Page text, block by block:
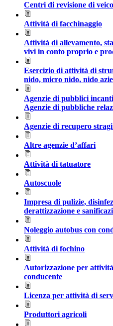
Centri di revisione di
Attività di facchinaggio
Attività di allevamento,
vivi in conto proprio e
Esercizio di attività di
nido, micro nido, nido
Agenzie di pubblici
Agenzie di pubbliche
Agenzie di recupero
Altre agenzie d’affari
Attività di tatuatore
Autoscuole
Impresa di pulizie,
derattizzazione e
Noleggio autobus con
Attività di fochino
Autorizzazione per
conducente
Licenza per attività di
Produttori agricoli